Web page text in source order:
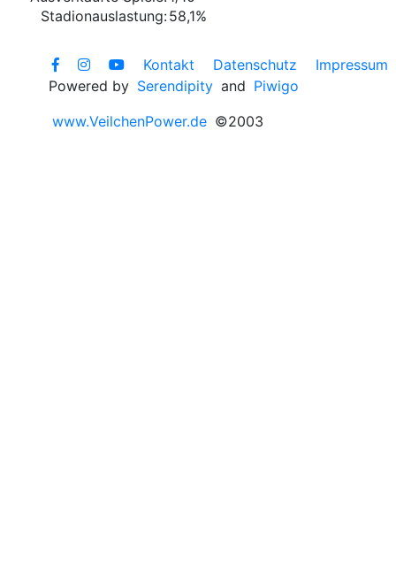
Stadionauslastung:58,1%
Kontakt Datenschutz
Impressum
Powered by Serendipity and Piwigo
www.VeilchenPower.de ©2003